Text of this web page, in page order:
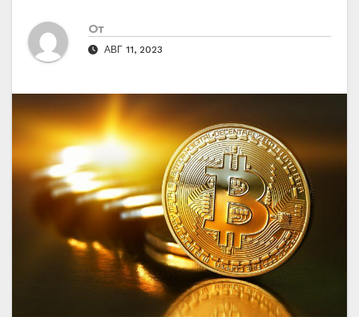
От
АВГ 11, 2023